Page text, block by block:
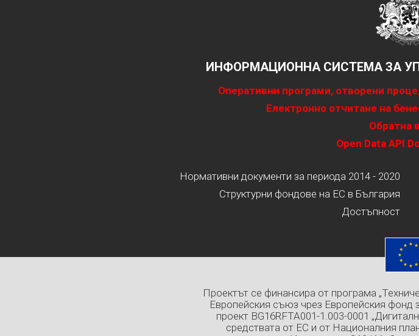
ИНФОРМАЦИОННА СИСТЕМА ЗА
Оперативни програми, отворени
Електронно отчитане на
Обратна
Open Data API
Нормативни документи за периода 2014 - 2020
Структурни фондове на ЕС в България
Достъпност
Проектът се финансира от програма
Европейския съюз чрез Европейския фонд
проект BG16RFTA001-1.003-0001
средствата от ЕС и от Националния